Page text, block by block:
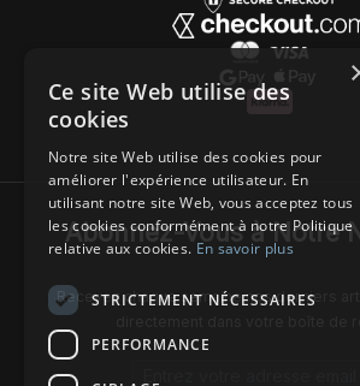
Abonnez-Vous à Notre
Recevez chaque semaine nos derniers
directement dans votre boîte de
Ce site Web utilise des
cookies
Notre site Web utilise des cookies pour
améliorer l'expérience utilisateur. En
utilisant notre site Web, vous acceptez tous
les cookies conformément à notre Politique
relative aux cookies.En savoir plus
STRICTEMENT NÉCESSAIRES
PERFORMANCE